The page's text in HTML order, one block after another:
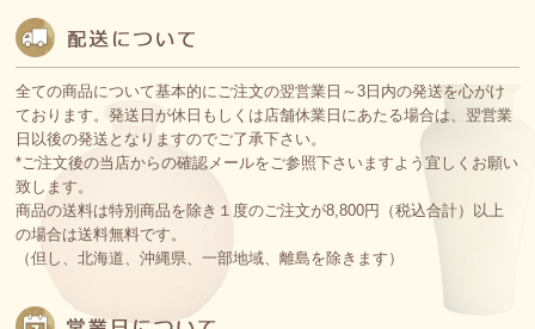
全ての商品について基本的にご注文の翌営業日～3日内の発送を心がけ
ております。発送日が休日もしくは店舗休業日にあたる場合は、翌営業
日以後の発送となりますのでご了承下さい。
*ご注文後の当店からの確認メールをご参照下さいますよう宜しくお願い
致します。
商品の送料は特別商品を除き１度のご注文が8,800円（税込合計）以上
の場合は送料無料です。
（但し、北海道、沖縄県、一部地域、離島を除きます）